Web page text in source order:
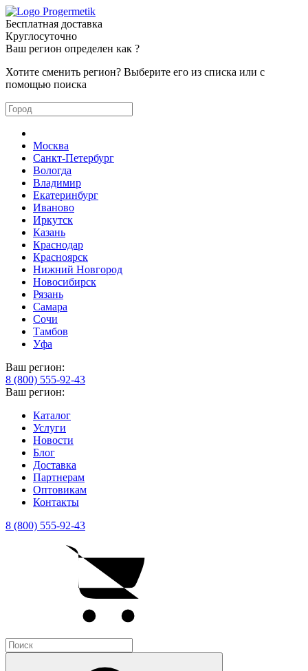
Бесплатная доставка
Круглосуточно
Ваш регион определен как ?
Хотите сменить регион? Выберите его из списка или с
помощью поиска
Москва
Санкт-Петербург
Вологда
Владимир
Екатеринбург
Иваново
Иркутск
Казань
Краснодар
Красноярск
Нижний Новгород
Новосибирск
Рязань
Самара
Сочи
Тамбов
Уфа
Ваш регион:
8 (800) 555-92-43
Ваш регион:
Каталог
Услуги
Новости
Блог
Доставка
Партнерам
Оптовикам
Контакты
8 (800) 555-92-43